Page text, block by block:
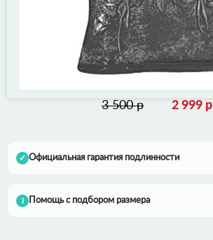
3 500 р 2 999 р
✓ Официальная гарантия подлинности
i Помощь с подбором размера